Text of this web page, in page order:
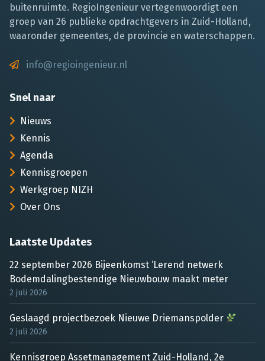
buitenruimte. RegioIngenieur vertegenwoordigt een
groep van 26 publieke opdrachtgevers in Zuid-Holland,
waaronder gemeentes, de provincie en waterschappen.
info@regioingenieur.nl
Snel naar
Nieuws
Kennis
Agenda
Kennisgroepen
Werkgroep NIZH
Over Ons
Laatste Updates
22 september 2026 Bijeenkomst ‘Lerend netwerk
Bodemdalingbestendige Nieuwbouw maakt meter
2 juli 2026
Geslaagd projectbezoek Nieuwe Driemanspolder
2 juli 2026
Kennisgroep Assetmanagement Zuid-Holland, 2e